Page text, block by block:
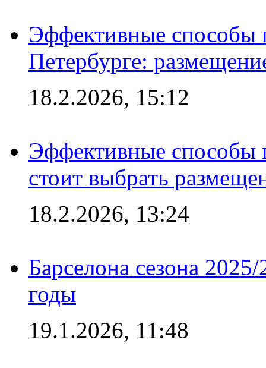
Эффективные способы
Петербурге:
18.2.2026, 15:12
Эффективные способы
стоит выбрать
18.2.2026, 13:24
Барселона сезона
годы
19.1.2026, 11:48